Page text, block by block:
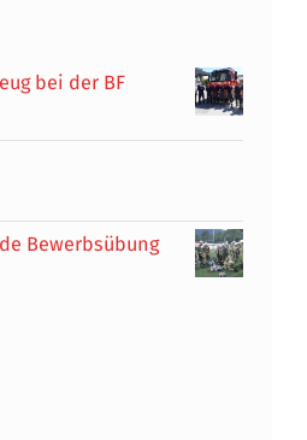
bei der BF
Bewerbsübung